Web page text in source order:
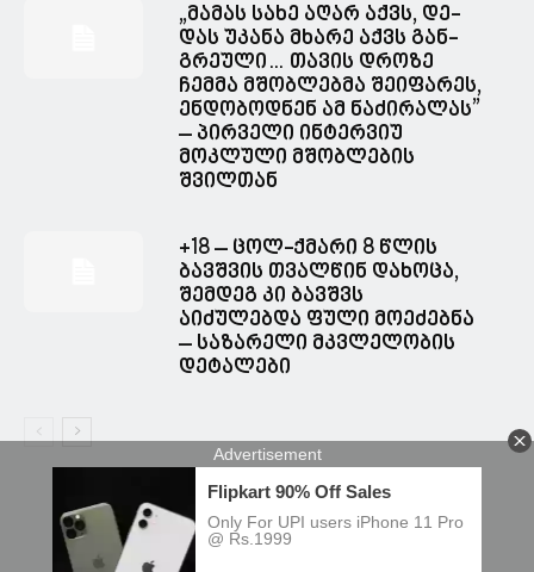
„მა­მას სახე აღარ აქვს, დე­
დას უკა­ნა მხა­რე აქვს გან­
გრე­უ­ლი… თავის დროზე
ჩემმა მშობლებმა შეიფარეს,
ენდობოდნენ ამ ნაძირალას”
– პირველი ინტერვიუ
მოკლული მშობლების
შვილთან
+18 – ცოლ-ქმარი 8 წლის
ბავშვის თვალწინ დახოცა,
შემდეგ კი ბავშვს
აიძულებდა ფული მოეძებნა
– საზარელი მკვლელობის
დეტალები
© Spacesnews • სფეისნიუსი